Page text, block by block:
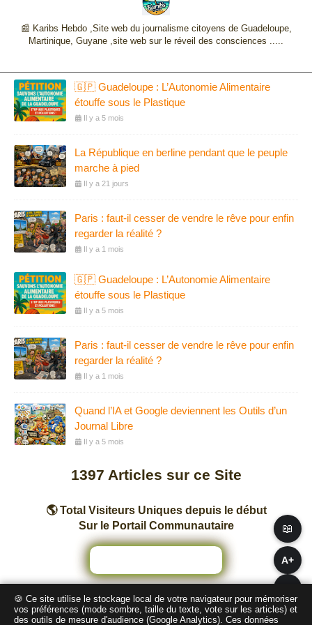
A+
📖
📰 Karibs Hebdo ,Site web du journalisme citoyens de Guadeloupe,
Martinique, Guyane ,site web sur le réveil des consciences .....
🇬🇵 Guadeloupe : L’Autonomie Alimentaire
étouffe sous le Plastique
Il y a 5 mois
La République en berline pendant que le peuple
marche à pied
Il y a 21 jours
Paris : faut-il cesser de vendre le rêve pour enfin
regarder la réalité ?
Il y a 1 mois
🇬🇵 Guadeloupe : L’Autonomie Alimentaire
étouffe sous le Plastique
Il y a 5 mois
Paris : faut-il cesser de vendre le rêve pour enfin
regarder la réalité ?
Il y a 1 mois
Quand l’IA et Google deviennent les Outils d’un
Journal Libre
Il y a 5 mois
1397 Articles sur ce Site
🌎 Total Visiteurs Uniques depuis le début
Sur le Portail Communautaire
Nombre total de pages vues sur ce Site
🍪 Ce site utilise le stockage local de votre navigateur pour mémoriser
vos préférences (mode sombre, taille du texte, vote sur les articles) et
des outils de mesure d'audience (Google Analytics). Ces données